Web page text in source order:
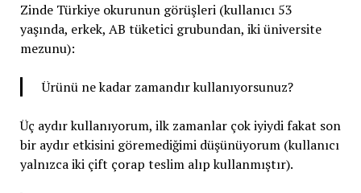
Zinde Türkiye okurunun görüşleri (kullanıcı 53
yaşında, erkek, AB tüketici grubundan, iki üniversite
mezunu):
Ürünü ne kadar zamandır kullanıyorsunuz?
Üç aydır kullanıyorum, ilk zamanlar çok iyiydi fakat son
bir aydır etkisini göremediğimi düşünüyorum (kullanıcı
yalnızca iki çift çorap teslim alıp kullanmıştır).